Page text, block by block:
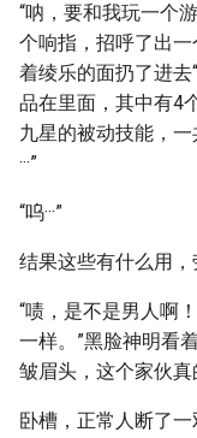
“呐，要和我玩一个
个响指，招呼了出
着绫乐的面扔了进
品在里面，其中有4
九星的被动技能，
···”
“呜···”
结果这些有什么用，
“啧，是不是男人啊
一样。”黑脸神明看
皱眉头，这个家伙
卧槽，正常人断了